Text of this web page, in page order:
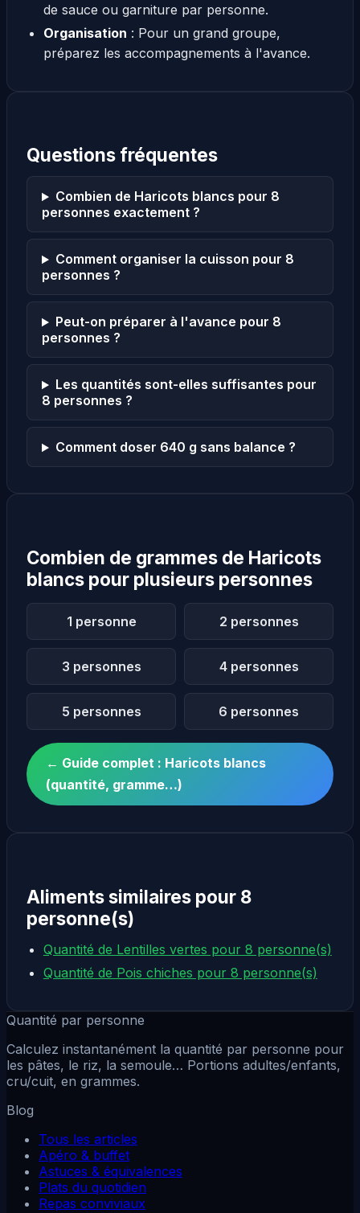
de sauce ou garniture par personne.
Organisation : Pour un grand groupe,
préparez les accompagnements à l'avance.
Questions fréquentes
Combien de Haricots blancs pour 8
personnes exactement ?
Comment organiser la cuisson pour 8
personnes ?
Peut-on préparer à l'avance pour 8
personnes ?
Les quantités sont-elles suffisantes pour
8 personnes ?
Comment doser 640 g sans balance ?
Combien de grammes de Haricots
blancs pour plusieurs personnes
1 personne 2 personnes
3 personnes 4 personnes
5 personnes 6 personnes
← Guide complet : Haricots blancs
(quantité, gramme…)
Aliments similaires pour 8
personne(s)
Quantité de Lentilles vertes pour 8 personne(s)
Quantité de Pois chiches pour 8 personne(s)
Quantité par personne
Calculez instantanément la quantité par personne pour
les pâtes, le riz, la semoule… Portions adultes/enfants,
cru/cuit, en grammes.
Blog
Tous les articles
Apéro & buffet
Astuces & équivalences
Plats du quotidien
Repas conviviaux